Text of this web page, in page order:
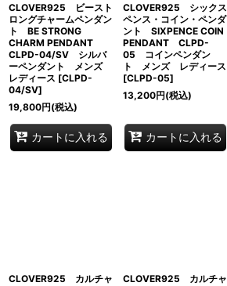
CLOVER925 ビースト
ロングチャームペンダン
ト BE STRONG
CHARM PENDANT
CLPD-04/SV シルバ
ーペンダント メンズ
レディース [CLPD-
04/SV]
19,800円(税込)
カートに入れる
CLOVER925 シックス
ペンス・コイン・ペンダ
ント SIXPENCE COIN
PENDANT CLPD-
05 コインペンダン
ト メンズ レディース
[CLPD-05]
13,200円(税込)
カートに入れる
CLOVER925 カルチャ
CLOVER925 カルチャ